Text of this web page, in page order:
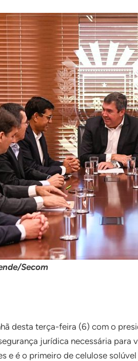
Secom
desta terça-feira (6) com o
jurídica necessária
e é o primeiro de celulose